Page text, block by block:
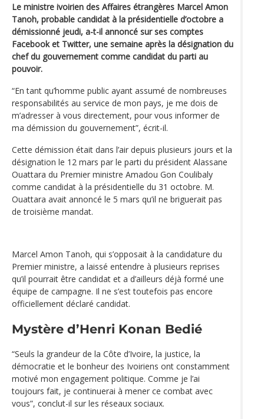
Le ministre ivoirien des Affaires étrangères Marcel Amon
Tanoh, probable candidat à la présidentielle d’octobre a
démissionné jeudi, a-t-il annoncé sur ses comptes
Facebook et Twitter, une semaine après la désignation du
chef du gouvernement comme candidat du parti au
pouvoir.
“En tant qu’homme public ayant assumé de nombreuses
responsabilités au service de mon pays, je me dois de
m’adresser à vous directement, pour vous informer de
ma démission du gouvernement”, écrit-il.
Cette démission était dans l’air depuis plusieurs jours et la
désignation le 12 mars par le parti du président Alassane
Ouattara du Premier ministre Amadou Gon Coulibaly
comme candidat à la présidentielle du 31 octobre. M.
Ouattara avait annoncé le 5 mars qu’il ne briguerait pas
de troisième mandat.
Marcel Amon Tanoh, qui s’opposait à la candidature du
Premier ministre, a laissé entendre à plusieurs reprises
qu’il pourrait être candidat et a d’ailleurs déjà formé une
équipe de campagne. Il ne s’est toutefois pas encore
officiellement déclaré candidat.
Mystère d’Henri Konan Bedié
“Seuls la grandeur de la Côte d’Ivoire, la justice, la
démocratie et le bonheur des Ivoiriens ont constamment
motivé mon engagement politique. Comme je l’ai
toujours fait, je continuerai à mener ce combat avec
vous”, conclut-il sur les réseaux sociaux.